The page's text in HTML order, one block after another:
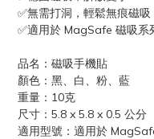
✅無需打洞，輕鬆無痕磁吸
✅適用於 MagSafe 磁吸系
品名：磁吸手機貼
顏色：黑、白、粉、藍
重量：10克
尺寸：5.8 x 5.8 x 0.5 公分
適用型號：適用於